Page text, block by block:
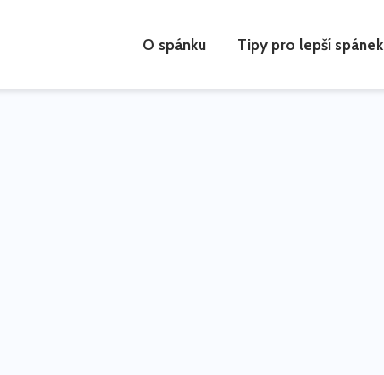
O spánku Tipy pro lepší spánek